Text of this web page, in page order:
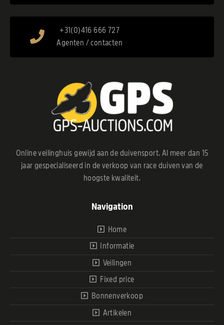
+31(0)416 666 727
Agenten / contacten
Online veilinghuis gewijd aan de duivensport. Al meer dan 15
jaar gespecialiseerd in de verkoop van race duiven van de
hoogste kwaliteit.
Navigation
Home
Informatie
Veilingen
Fixed price
Bonnenverkoop
Artikelen